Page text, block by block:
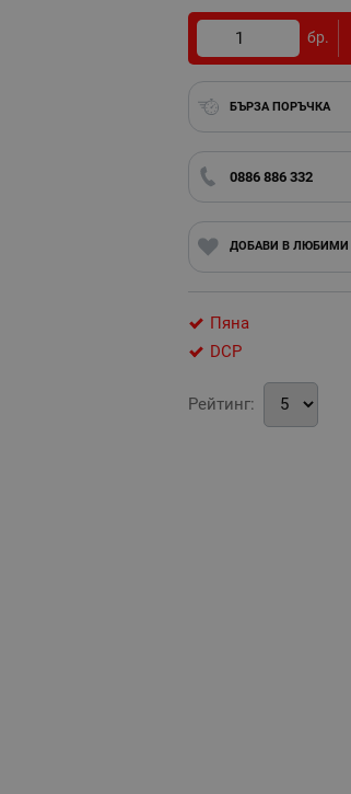
бр.
БЪРЗА ПОРЪЧКА
0886 886 332
ДОБАВИ В ЛЮБИМИ
Пяна
DCP
Рейтинг: